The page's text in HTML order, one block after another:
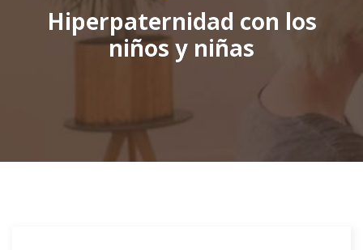
Hiperpaternidad con los
niños y niñas